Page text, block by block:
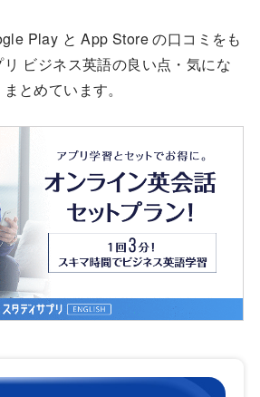
Play と App Store の口コミをも
ビジネス英語の良い点・気にな
とめています。